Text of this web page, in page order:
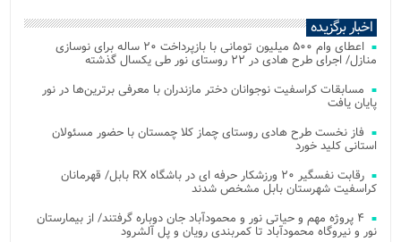
اخبار برگزیده
اعطای وام ۵۰۰ میلیون تومانی با بازپرداخت ۲۰ ساله برای نوسازی
منازل/ اجرای طرح هادی در ۲۲ روستای نور طی یکسال گذشته
مسابقات کراسفیت نوجوانان دختر مازندران با معرفی برترین‌ها در نور
پایان یافت
فاز نخست طرح هادی روستای چماز کلا چمستان با حضور مسئولان
استانی کلید خورد
رقابت نفسگیر ۲۰ ورزشکار حرفه ای در باشگاه RX بابل/ قهرمانان
کراسفیت شهرستان بابل مشخص شدند
۴ پروژه مهم و حیاتی نور و محمودآباد جان دوباره گرفتند/ از بیمارستان
نور و نیروگاه محمودآباد تا کمربندی رویان و پل آلشرود